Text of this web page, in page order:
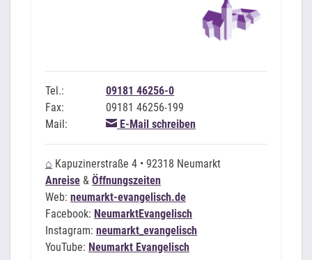
Tel.:
09181 46256-0
Fax:
09181 46256-199
Mail:
E-Mail schreiben
⌂ Kapuzinerstraße 4 • 92318 Neumarkt
Anreise & Öffnungszeiten
Web: neumarkt-evangelisch.de
Facebook: NeumarktEvangelisch
Instagram: neumarkt_evangelisch
YouTube: Neumarkt Evangelisch